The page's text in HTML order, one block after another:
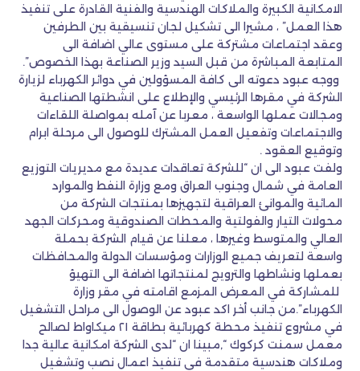
الامكانية الكبيرة والملاكات الهندسية والفنية القادرة على تنفيذ
هذا العمل” ، مشيرا الى تشكيل لجان تنسيقية بين الطرفين
وعقد اجتماعات مشتركة على مستوى عالي اضافة الى
المتابعة المباشرة من قبل السيد وزير الصناعة بهذا الخصوص”.
ووجه عبود دعوته الى كافة المسؤولين في دوائر الكهرباء لزيارة
الشركة في مقرها الرئيسي والإطلاع على انشطتها الصناعية
ومجالات عملها الواسعة ، معربا عن آمله بمواصلة اللقاءات
والاجتماعات وتفعيل العمل المشترك للوصول الى مرحلة ابرام
وتوقيع العقود .
ولفت عبود الى ان “للشركة تعاقدات عديدة مع مديريات التوزيع
العامة في شمال وجنوب العراق ومع وزارة النفط والموارد
المائية والموانئ العراقية لتجهيزها بمنتجات الشركة من
محولات التيار والفولتية والمحطات الصندوقية ومحركات الجهد
العالي والمتوسط وغيرها ، معلنا عن قيام الشركة بحملة
واسعة لتعريف جميع الوزارات ومؤسسات الدولة والمحافظات
بعملها ونشاطها والترويج لمنتجاتها اضافة الى التهيؤ
للمشاركة في المعرض المزمع اقامته في مقر وزارة
الكهرباء”.من جانب أخر اكد عبود عن الوصول الى مراحل التشغيل
في مشروع تنفيذ محطة كهربائية بطاقة ٢١ ميكاواط لصالح
معمل سمنت كركوك “,مبينا ان “لدى الشركة امكانية عالية جدا
وملاكات هندسية متقدمة في تنفيذ اعمال نصب وتشغيل